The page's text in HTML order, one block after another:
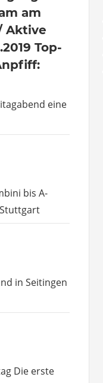
am
Aktive
Top-
eine
bis A-
in Seitingen
Die erste